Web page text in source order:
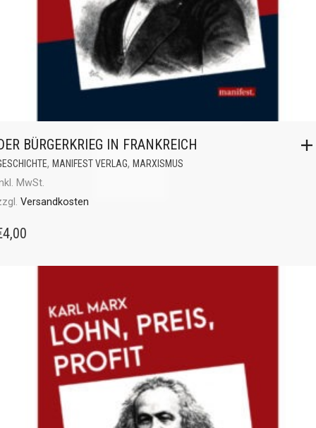
BÜRGERKRIEG IN FRANKREICH
, MANIFEST VERLAG, MARXISMUS
MwSt.
Versandkosten
4,00